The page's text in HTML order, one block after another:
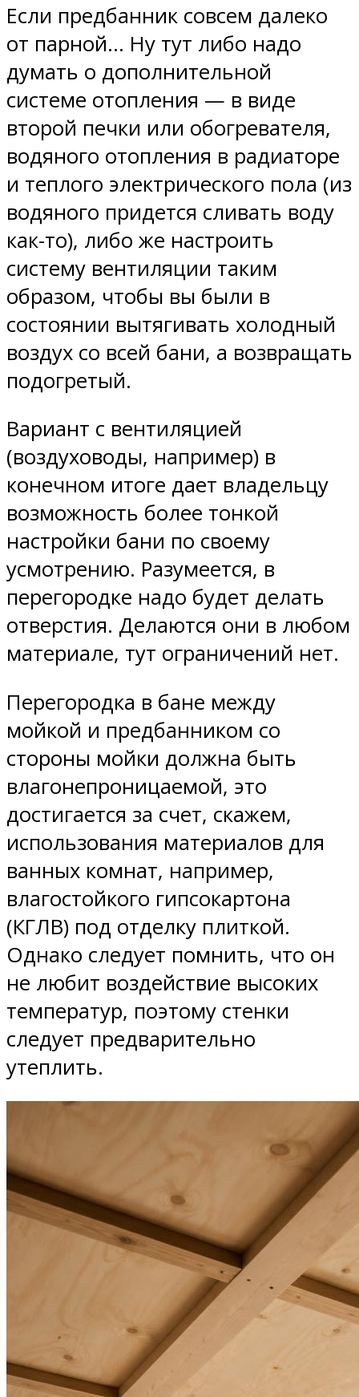
Если предбанник совсем далеко
от парной… Ну тут либо надо
думать о дополнительной
системе отопления — в виде
второй печки или обогревателя,
водяного отопления в радиаторе
и теплого электрического пола (из
водяного придется сливать воду
как-то), либо же настроить
систему вентиляции таким
образом, чтобы вы были в
состоянии вытягивать холодный
воздух со всей бани, а возвращать
подогретый.
Вариант с вентиляцией
(воздуховоды, например) в
конечном итоге дает владельцу
возможность более тонкой
настройки бани по своему
усмотрению. Разумеется, в
перегородке надо будет делать
отверстия. Делаются они в любом
материале, тут ограничений нет.
Перегородка в бане между
мойкой и предбанником со
стороны мойки должна быть
влагонепроницаемой, это
достигается за счет, скажем,
использования материалов для
ванных комнат, например,
влагостойкого гипсокартона
(КГЛВ) под отделку плиткой.
Однако следует помнить, что он
не любит воздействие высоких
температур, поэтому стенки
следует предварительно
утеплить.